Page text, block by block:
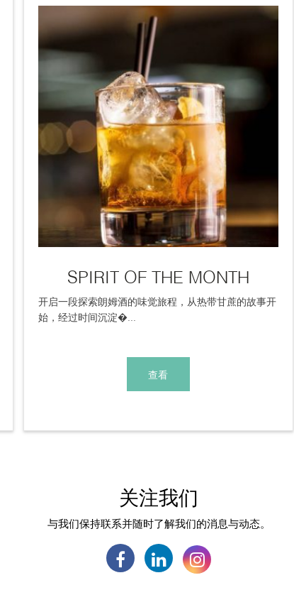
SPIRIT OF THE MONTH
开启一段探索朗姆酒的味觉旅程，从热带甘蔗的故事开
始，经过时间沉淀�...
查看
关注我们
与我们保持联系并随时了解我们的消息与动态。